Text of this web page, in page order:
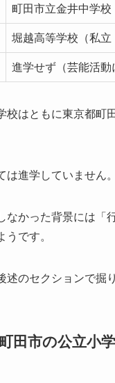
町田市立金井中学校
堀越高等学校（私立
進学せず（芸能活動
校はともに東京都町
は進学していません。
なかった背景には「
うです。
述のセクションで掘
田市の公立小